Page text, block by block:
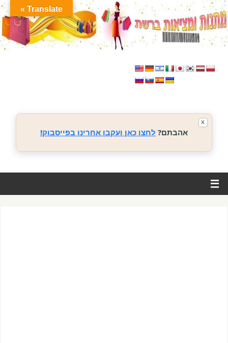
אהבתם? לחצו כאן ועקבו אחרינו בפייסבוק!
X
Translate »